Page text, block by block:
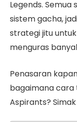
Legends. Semua
sistem gacha,
strategi jitu
menguras
Penasaran
bagaimana
Aspirants?